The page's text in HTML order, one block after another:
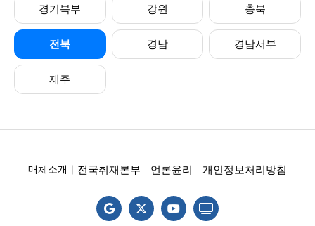
경기북부 강원 충북
전북 경남 경남서부
제주
매체소개 전국취재본부 언론윤리 개인정보처리방침